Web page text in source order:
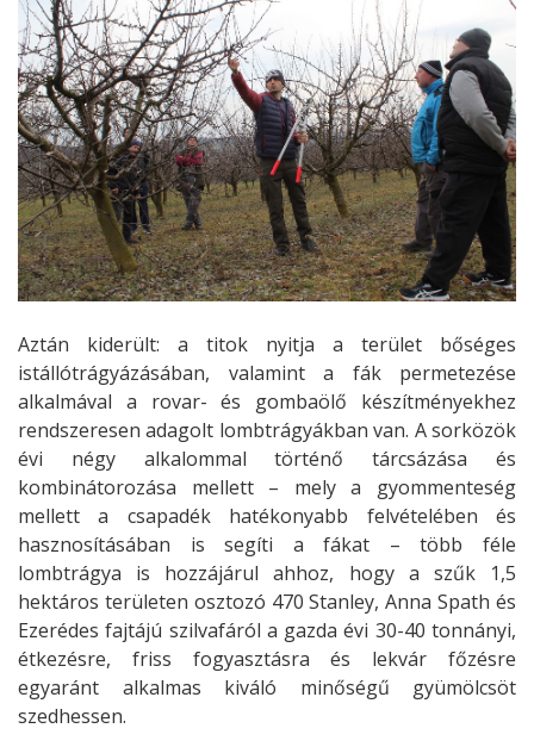
Aztán kiderült: a titok nyitja a terület bőséges
istállótrágyázásában, valamint a fák permetezése
alkalmával a rovar- és gombaölő készítményekhez
rendszeresen adagolt lombtrágyákban van. A sorközök
évi négy alkalommal történő tárcsázása és
kombinátorozása mellett – mely a gyommenteség
mellett a csapadék hatékonyabb felvételében és
hasznosításában is segíti a fákat – több féle
lombtrágya is hozzájárul ahhoz, hogy a szűk 1,5
hektáros területen osztozó 470 Stanley, Anna Spath és
Ezerédes fajtájú szilvafáról a gazda évi 30-40 tonnányi,
étkezésre, friss fogyasztásra és lekvár főzésre
egyaránt alkalmas kiváló minőségű gyümölcsöt
szedhessen.